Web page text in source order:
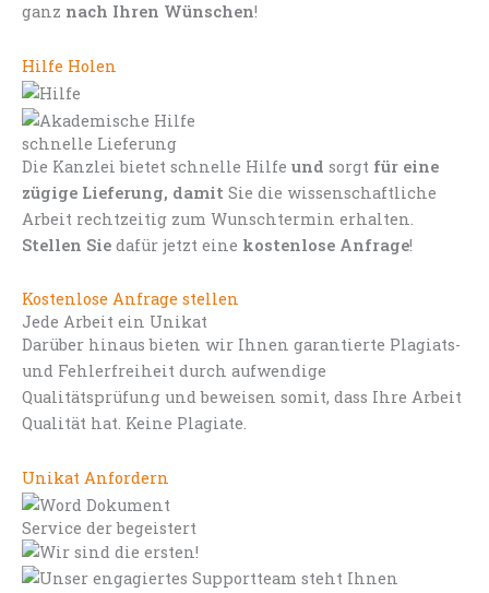
ganz nach Ihren Wünschen!
Hilfe Holen
schnelle Lieferung
Die Kanzlei bietet schnelle Hilfe und sorgt für eine
zügige Lieferung, damit Sie die wissenschaftliche
Arbeit rechtzeitig zum Wunschtermin erhalten.
Stellen Sie dafür jetzt eine kostenlose Anfrage!
Kostenlose Anfrage stellen
Jede Arbeit ein Unikat
Darüber hinaus bieten wir Ihnen garantierte Plagiats-
und Fehlerfreiheit durch aufwendige
Qualitätsprüfung und beweisen somit, dass Ihre Arbeit
Qualität hat. Keine Plagiate.
Unikat Anfordern
Service der begeistert